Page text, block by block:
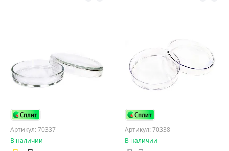
Артикул: 70337
В наличии
Артикул: 70338
В наличии